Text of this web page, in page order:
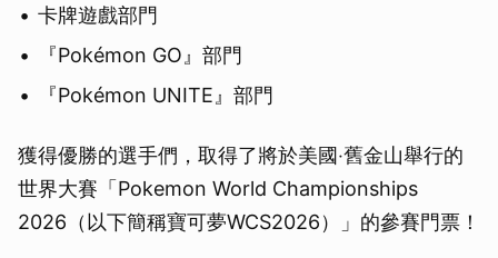
卡牌遊戲部門
『Pokémon GO』部門
『Pokémon UNITE』部門
獲得優勝的選手們，取得了將於美國‧舊金山舉行的
世界大賽「Pokemon World Championships
2026（以下簡稱寶可夢WCS2026）」的參賽門票！